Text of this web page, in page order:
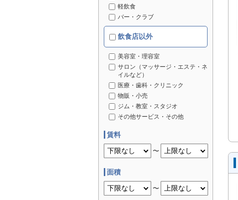
軽飲食
バー・クラブ
飲食店以外
美容室・理容室
サロン（マッサージ・エステ・ネ
イルなど）
医療・歯科・クリニック
物販・小売
ジム・教室・スタジオ
その他サービス・その他
賃料
〜
面積
〜